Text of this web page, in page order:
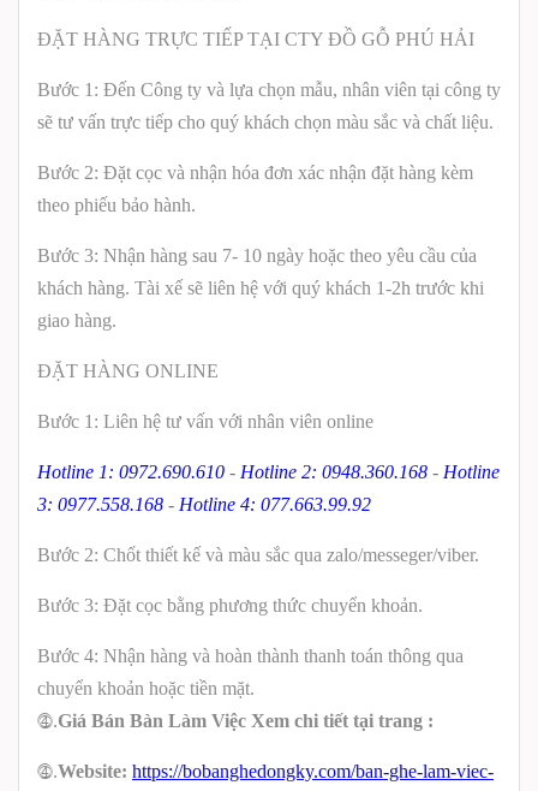
ĐẶT HÀNG TRỰC TIẾP TẠI CTY ĐỒ GỖ PHÚ HẢI
Bước 1: Đến Công ty và lựa chọn mẫu, nhân viên tại công ty
sẽ tư vấn trực tiếp cho quý khách chọn màu sắc và chất liệu.
Bước 2: Đặt cọc và nhận hóa đơn xác nhận đặt hàng kèm
theo phiếu bảo hành.
Bước 3: Nhận hàng sau 7- 10 ngày hoặc theo yêu cầu của
khách hàng. Tài xế sẽ liên hệ với quý khách 1-2h trước khi
giao hàng.
ĐẶT HÀNG ONLINE
Bước 1: Liên hệ tư vấn với nhân viên online
Hotline 1: 0972.690.610 - Hotline 2: 0948.360.168 - Hotline
3: 0977.558.168 - Hotline 4: 077.663.99.92
Bước 2: Chốt thiết kế và màu sắc qua zalo/messeger/viber.
Bước 3: Đặt cọc bằng phương thức chuyển khoản.
Bước 4: Nhận hàng và hoàn thành thanh toán thông qua
chuyển khoản hoặc tiền mặt.
⓸.Giá Bán Bàn Làm Việc Xem chi tiết tại trang :
⓸.Website: https://bobanghedongky.com/ban-ghe-lam-viec-